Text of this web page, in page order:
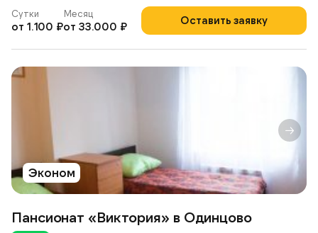
Оставить заявку
Сутки
от 1.100 ₽
Месяц
от 33.000 ₽
Эконом
Пансионат «Виктория» в Одинцово